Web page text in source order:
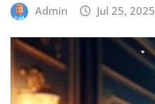
Admin Jul 25, 2025